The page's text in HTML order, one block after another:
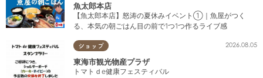
魚太郎本店
【魚太郎本店】怒涛の夏休みイベント①｜魚屋がつく
る、本気の朝ごはん目の前で1つ1つ作るライブ感
ショップ 2026.08.05
東海市観光物産プラザ
トマトｄe健康フェスティバル